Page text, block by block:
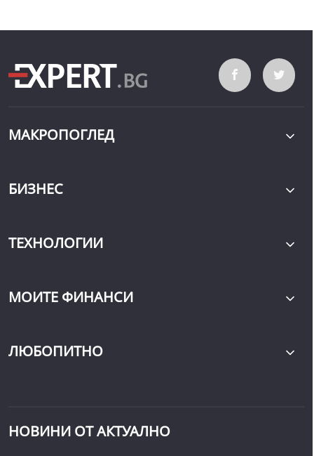
МАКРОПОГЛЕД
БИЗНЕС
ТЕХНОЛОГИИ
МОИТЕ ФИНАНСИ
ЛЮБОПИТНО
НОВИНИ ОТ АКТУАЛНО